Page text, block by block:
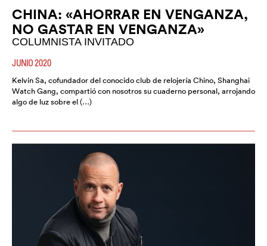
CHINA: «AHORRAR EN VENGANZA,
NO GASTAR EN VENGANZA»
COLUMNISTA INVITADO
JUNIO 2020
Kelvin Sa, cofundador del conocido club de relojería Chino, Shanghai
Watch Gang, compartió con nosotros su cuaderno personal, arrojando
algo de luz sobre el (…)